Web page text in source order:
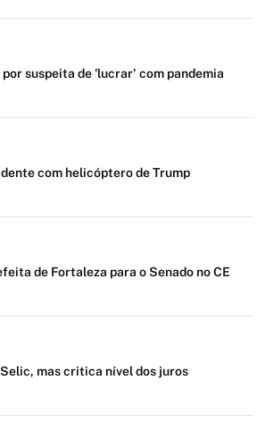
suspeita de 'lucrar' com pandemia
com helicóptero de Trump
de Fortaleza para o Senado no CE
mas critica nível dos juros